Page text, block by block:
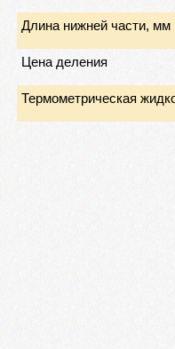
Длина нижней части, мм
Цена деления
Термометрическая